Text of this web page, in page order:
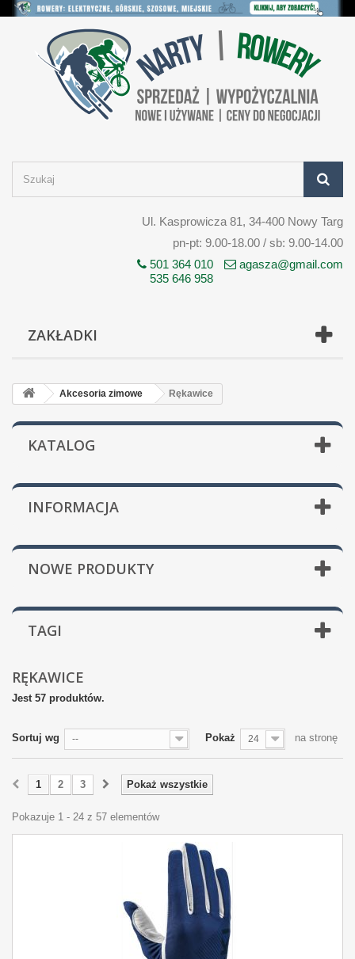
Ul. Kasprowicza 81, 34-400 Nowy Targ
pn-pt: 9.00-18.00 / sb: 9.00-14.00
501 364 010
535 646 958
agasza@gmail.com
ZAKŁADKI
Akcesoria zimowe Rękawice
KATALOG
INFORMACJA
NOWE PRODUKTY
TAGI
RĘKAWICE
Jest 57 produktów.
Sortuj wg -- Pokaż 24 na stronę
Pokaż wszystkie
1 2 3
Pokazuje 1 - 24 z 57 elementów